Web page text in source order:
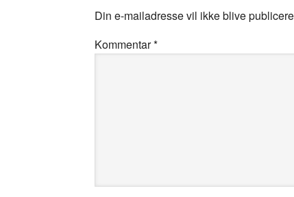
Din e-mailadresse vil ikke blive
Kommentar*